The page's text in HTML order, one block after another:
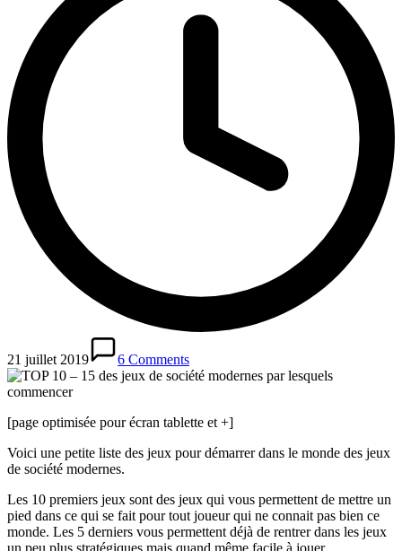
21 juillet 2019 6 Comments
[page optimisée pour écran tablette et +]
Voici une petite liste des jeux pour démarrer dans le monde des jeux
de société modernes.
Les 10 premiers jeux sont des jeux qui vous permettent de mettre un
pied dans ce qui se fait pour tout joueur qui ne connait pas bien ce
monde. Les 5 derniers vous permettent déjà de rentrer dans les jeux
un peu plus stratégiques mais quand même facile à jouer.